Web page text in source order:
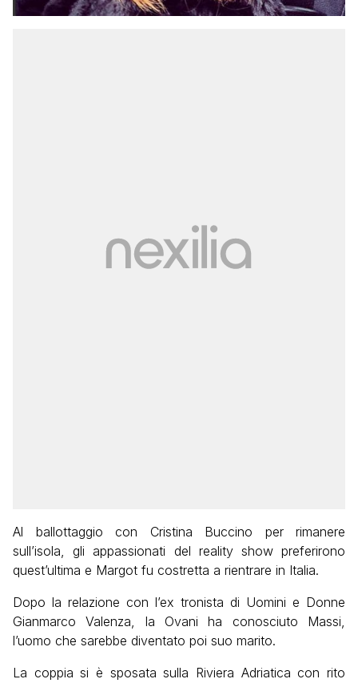
Al ballottaggio con Cristina Buccino per rimanere
sull’isola, gli appassionati del reality show preferirono
quest’ultima e Margot fu costretta a rientrare in Italia.
Dopo la relazione con l’ex tronista di Uomini e Donne
Gianmarco Valenza, la Ovani ha conosciuto Massi,
l’uomo che sarebbe diventato poi suo marito.
La coppia si è sposata sulla Riviera Adriatica con rito